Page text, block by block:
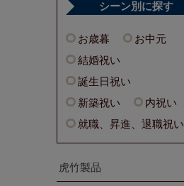
シーン別に探す
お歳暮
お中元
結婚祝い
誕生日祝い
新築祝い
内祝い
就職、昇進、退職祝い
虎竹製品